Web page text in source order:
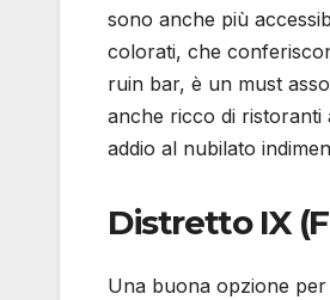
sono anche più
colorati, che
ruin bar, è un must
anche ricco di ristoranti
addio al nubilato
Distretto IX
Una buona opzione